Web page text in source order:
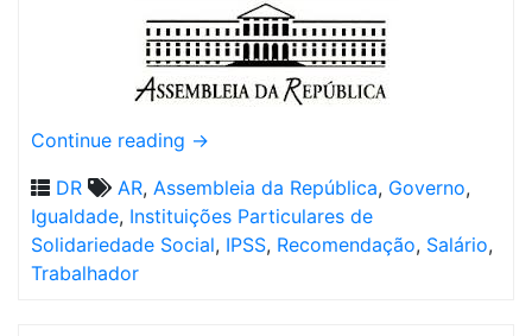
Continue reading →
DR
AR, Assembleia da República, Governo,
Igualdade, Instituições Particulares de
Solidariedade Social, IPSS, Recomendação, Salário,
Trabalhador